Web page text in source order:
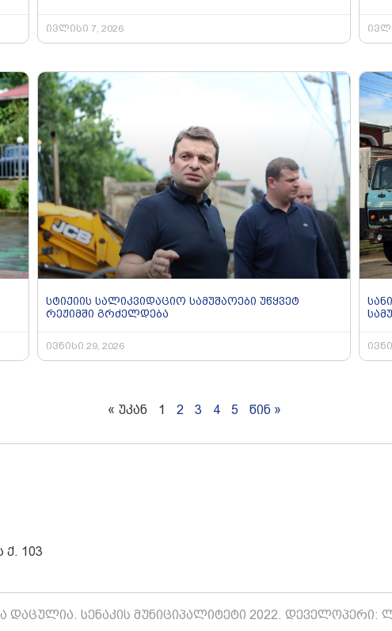
ივლისი 7, 2026
სტიქიის სალიკვიდაციო სამუშაოები უწყვეტ
რეჟიმში გრძელდება
ივნისი 29, 2026
« უკან 1 2 3 4 5 წინ »
ქ. 103
სენაკის მუნიციპალიტეტი 2022. დეველოპერი: